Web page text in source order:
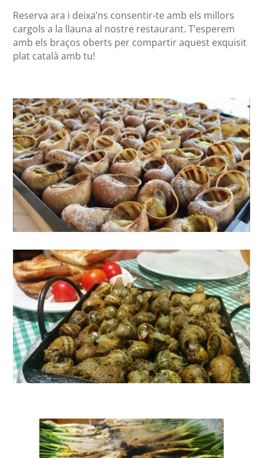
Reserva ara i deixa’ns consentir-te amb els millors
cargols a la llauna al nostre restaurant. T’esperem
amb els braços oberts per compartir aquest exquisit
plat català amb tu!